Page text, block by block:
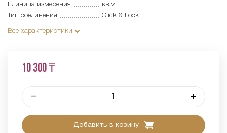
Единица измерения
кв.м
Тип соединения
Click & Lock
Все характеристики
10 300 ₸
– +
Добавить в козину